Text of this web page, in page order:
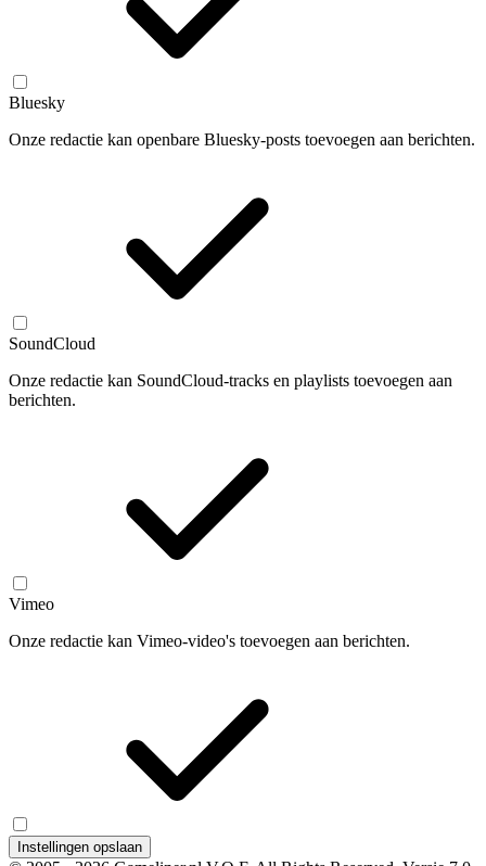
Bluesky
Onze redactie kan openbare Bluesky-posts toevoegen aan berichten.
SoundCloud
Onze redactie kan SoundCloud-tracks en playlists toevoegen aan
berichten.
Vimeo
Onze redactie kan Vimeo-video's toevoegen aan berichten.
Instellingen opslaan